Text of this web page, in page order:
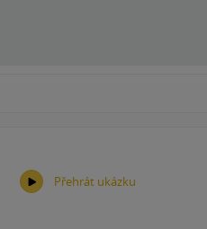
Přehrát ukázku